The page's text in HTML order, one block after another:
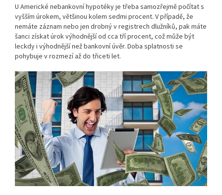
U Americké nebankovní hypotéky je třeba samozřejmě počítat s
vyšším úrokem, většinou kolem sedmi procent. V případě, že
nemáte záznam nebo jen drobný v registrech dlužníků, pak máte
šanci získat úrok výhodnější od cca tří procent, což může být
leckdy i výhodnější než bankovní úvěr. Doba splatnosti se
pohybuje v rozmezí až do třiceti let.